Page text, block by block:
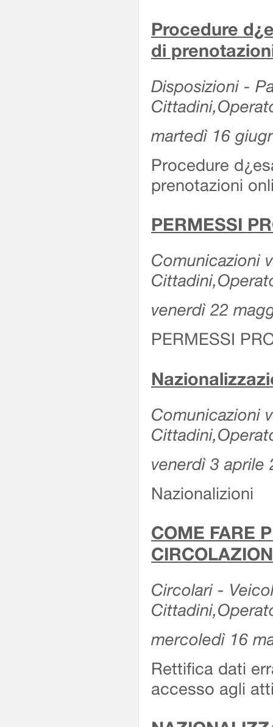
Procedure
di
Disposizioni -
martedì 16
Procedure
prenotazioni
PERMESSI
Comunicazioni
venerdì 22
PERMESSI
Comunicazioni
venerdì 3 aprile
Nazionalizioni
COME FARE
Circolari -
mercoledì 16
Rettifica dati
accesso agli